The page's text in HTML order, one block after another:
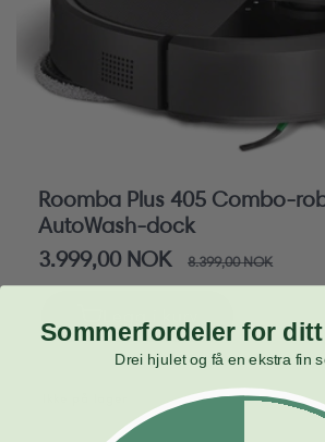
Roomba Plus 405 Combo-
AutoWash-dock
Salgspris
3.999,00 NOK
Vanlig
pris
8.399,00 NOK
Sommerfordeler for
Drei hjulet og få en ekstra fin